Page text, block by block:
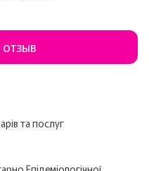
та послуг